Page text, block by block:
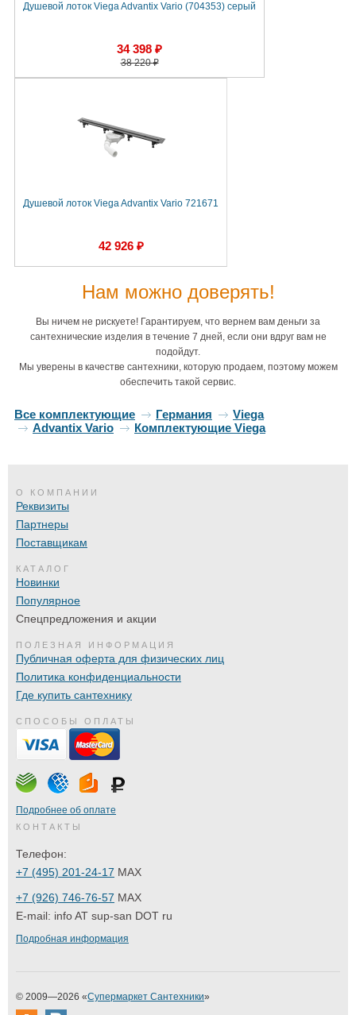
Душевой лоток Viega Advantix Vario (704353) серый
34 398 ₽
38 220 ₽
Душевой лоток Viega Advantix Vario 721671
42 926 ₽
Нам можно доверять!
Вы ничем не рискуете! Гарантируем, что вернем вам деньги за
сантехнические изделия в течение 7 дней, если они вдруг вам не
подойдут.
Мы уверены в качестве сантехники, которую продаем, поэтому можем
обеспечить такой сервис.
Все комплектующие Германия
Viega
Advantix Vario
Комплектующие Viega
О КОМПАНИИ
Реквизиты
Партнеры
Поставщикам
КАТАЛОГ
Новинки
Популярное
Спецпредложения и акции
ПОЛЕЗНАЯ ИНФОРМАЦИЯ
Публичная оферта для физических лиц
Политика конфиденциальности
Где купить сантехнику
СПОСОБЫ ОПЛАТЫ
Подробнее об оплате
КОНТАКТЫ
Телефон:
+7 (495) 201-24-17 MAX
+7 (926) 746-76-57 MAX
E-mail: info AT sup-san DOT ru
Подробная информация
© 2009—2026 «Супермаркет Сантехники»